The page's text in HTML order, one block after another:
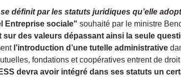
se définit par les statuts juridiques qu’elle
Entreprise sociale" souhaité par le ministre
sur des valeurs dépassant ainsi la seule
l’introduction d’une tutelle administrative
fondations et coopératives entrent de
devra avoir intégré dans ses statuts un